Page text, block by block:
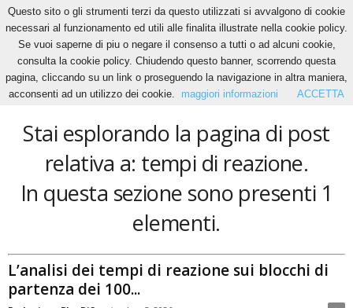
Home Tags Tempi di reazione
tempi di reazione
Stai esplorando la pagina di post
relativa a: tempi di reazione.
In questa sezione sono presenti 1
elementi.
L’analisi dei tempi di reazione sui blocchi di
partenza dei 100...
Questo sito o gli strumenti terzi da questo utilizzati si avvalgono di cookie
necessari al funzionamento ed utili alle finalita illustrate nella cookie policy.
Se vuoi saperne di piu o negare il consenso a tutti o ad alcuni cookie,
consulta la cookie policy. Chiudendo questo banner, scorrendo questa
pagina, cliccando su un link o proseguendo la navigazione in altra maniera,
acconsenti ad un utilizzo dei cookie.
maggiori informazioni ACCETTA